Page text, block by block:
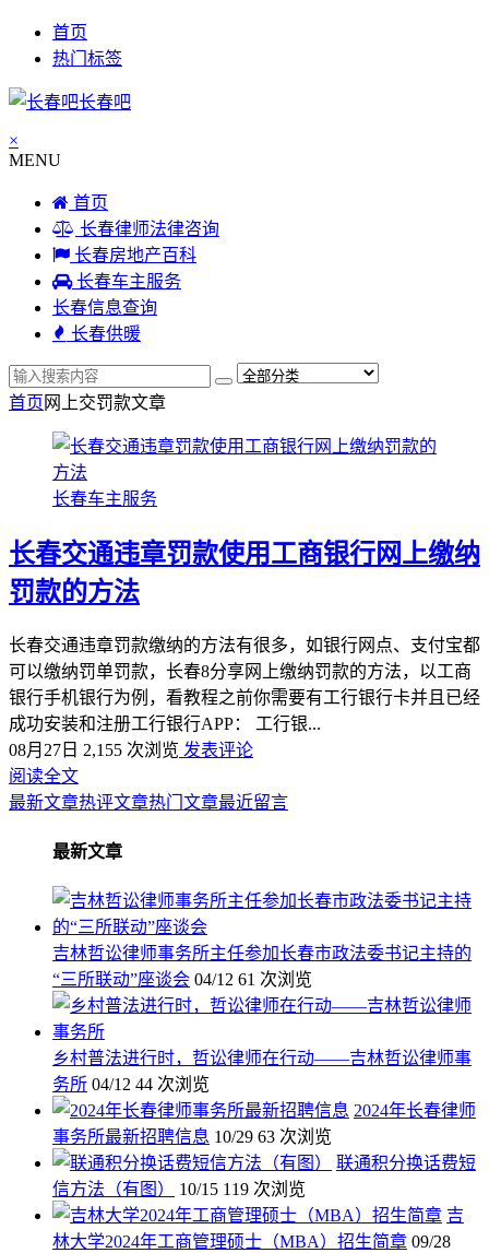
首页
热门标签
长春吧
×
MENU
首页
长春律师法律咨询
长春房地产百科
长春车主服务
长春信息查询
长春供暖
首页 网上交罚款文章
长春车主服务
长春交通违章罚款使用工商银行网上缴纳
罚款的方法
长春交通违章罚款缴纳的方法有很多，如银行网点、支付宝都
可以缴纳罚单罚款，长春8分享网上缴纳罚款的方法，以工商
银行手机银行为例，看教程之前你需要有工行银行卡并且已经
成功安装和注册工行银行APP： 工行银...
08月27日 2,155 次浏览 发表评论
阅读全文
最新文章热评文章热门文章最近留言
最新文章
吉林哲讼律师事务所主任参加长春市政法委书记主持的
“三所联动”座谈会 04/12 61 次浏览
乡村普法进行时，哲讼律师在行动——吉林哲讼律师事
务所 04/12 44 次浏览
2024年长春律师
事务所最新招聘信息 10/29 63 次浏览
联通积分换话费短
信方法（有图）
10/15 119 次浏览
吉
林大学2024年工商管理硕士（MBA）招生简章 09/28